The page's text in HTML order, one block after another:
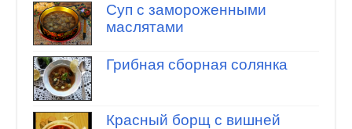
Суп с замороженными
маслятами
Грибная сборная солянка
Красный борщ с вишней